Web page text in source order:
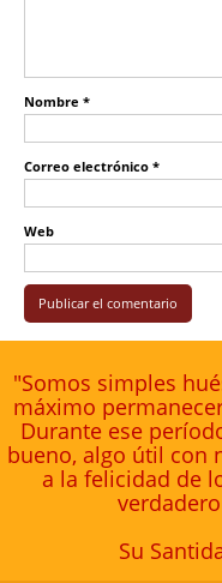
Nombre *
Correo electrónico *
Web
"Somos simples
máximo
Durante ese
bueno, algo útil con
a la felicidad de
Su